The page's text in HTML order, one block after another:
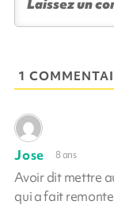
1
Jose 8 ans
Avoir dit mettre
qui a fait